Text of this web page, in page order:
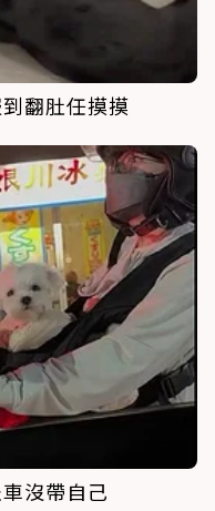
翻肚任摸摸
沒帶自己